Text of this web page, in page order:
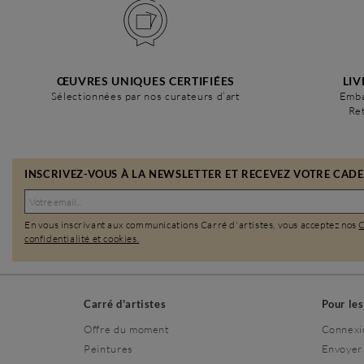
ŒUVRES UNIQUES CERTIFIÉES
Sélectionnées par nos curateurs d’art
INSCRIVEZ-VOUS À LA NEWSLETTER ET RECEVEZ VOTRE
En vous inscrivant aux communications Carré d'artistes, vous acceptez nos
confidentialité et cookies.
Carré d'artistes
Offre du moment
Peintures
Pour